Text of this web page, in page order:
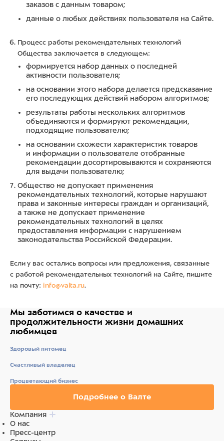
заказов с данным товаром;
данные о любых действиях пользователя на Сайте.
Процесс работы рекомендательных технологий
Общества заключается в следующем:
формируется набор данных о последней
активности пользователя;
на основании этого набора делается предсказание
его последующих действий набором алгоритмов;
результаты работы нескольких алгоритмов
объединяются и формируют рекомендации,
подходящие пользователю;
на основании схожести характеристик товаров
и информации о пользователе отобранные
рекомендации досортировываются и сохраняются
для выдачи пользователю;
Общество не допускает применения
рекомендательных технологий, которые нарушают
права и законные интересы граждан и организаций,
а также не допускает применение
рекомендательных технологий в целях
предоставления информации с нарушением
законодательства Российской Федерации.
Если у вас остались вопросы или предложения, связанные
с работой рекомендательных технологий на Сайте, пишите
на почту: info@valta.ru.
Мы заботимся о качестве и
продолжительности жизни домашних
любимцев
Здоровый питомец
Счастливый владелец
Процветающий бизнес
Подробнее о Валте
Компания
О нас
Пресс-центр